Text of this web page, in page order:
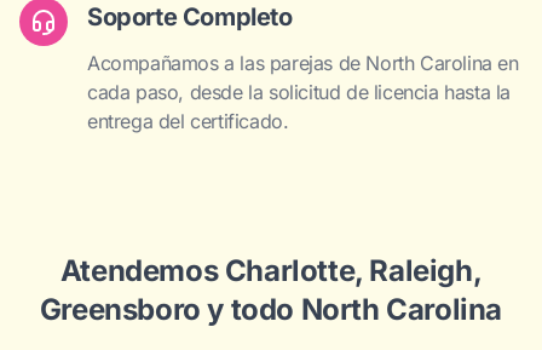
Soporte Completo
Acompañamos a las parejas de North Carolina en
cada paso, desde la solicitud de licencia hasta la
entrega del certificado.
Atendemos Charlotte, Raleigh,
Greensboro y todo North Carolina